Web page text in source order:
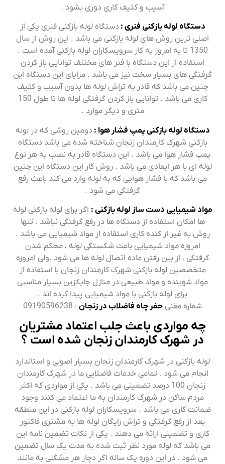
آسیب و کثیف کاری دوری بشود .
دستگاه لوله بازکنی فنری : دستگاه لوله بازکنی فنری یکی از
اصلی ترین روش های لوله بازکنی می باشد . این روش از سال
1350 تا به امروز به کار سرویسکاران لوله بازکنی آمده است .
استفاده از این دستگاه با فنر های مختلف توانایی باز کردن
گرفتگی های بسیار سخت نیز می باشد . مزایای این دستگاه این
چنین می باشد که قادر به تراش لوله ها بدون آسیب و کثیف
کاری می باشد . توانایی باز کردن گرفتگی لوله ها تا طول 150
متری و دیگر موارد .
دستگاه لوله بازکنی پمپ فشار هوا : دومین روشی که در لوله
بازکنی شهرک کارمندان زنجان شناخته شده می باشد دستگاه
پمپ فشار هوا می باشد . این دستگاه قادر به نصب به هر نوع
لوله ای با هر ابعادی می باشد . روش کار این دستگاه این چنین
می باشد که با فشار هوایی که به لوله وارد می کند باعث رفع
گرفتگی می شود .
مواد شیمیایی دست ساز لوله بازکنی : اگر برای لوله بازکنی لوله
ها امکان استفاده از دستگاه ها در رفع گرفتگی نباشد . تنها
روش به غیر از کنده کاری استفاده از مواد شیمیایی می باشد .
امروزه مواد شیمیایی باعث شکستگی لوله ، محکم شدن
گرفتگی ، از بین رفتن ماده اتصال لوله ها می شود .ولی امروزه
متخصصین لوله بازکنی شهرک کارمندان زنجان با استفاده از
مواد شوینده و مواد طبیعی در منازل جایگزین بسیار مناسبی
برای لوله بازکنی با مواد شیمیایی پیدا کرده اند .
شماره مقنی حفر چاه فاضلاب در زنجان : 09190596238
چه مواردی باعث جلب اعتماد مشتریان
در شهرک کارمندان زنجان شده است ؟
لوله بازکنی در شهرک کارمندان زنجان بسیار اصولی و استاندارد
انجام می شود . تمامی خدمات فاضلابی ما در شهرک کارمندان
زنجان 100 درصد تضمینی می باشد . یکی از مواردی که اکثر
مردم ساکن در شهرک کارمندان به ما اعتماد می کنند وجود
ضمانت کاری می باشد . سرویسکاران لوله بازکنی در این منطقه
بعد از رفع گرفتگی و تراش رایگان لوله ها به مشتری فاکتور
کاری و تضمینی ارائه می دهند . یکی از نکات تضمین نامه این
می باشد که لوله مورد نظر ثبت شده به مدت یک سال تضمین
می شود . در این دوره یک ساله اگر دچار هر مشگلی به مانند